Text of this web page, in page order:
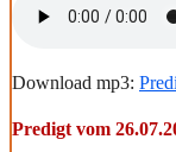
Download mp3:
Predigt vom